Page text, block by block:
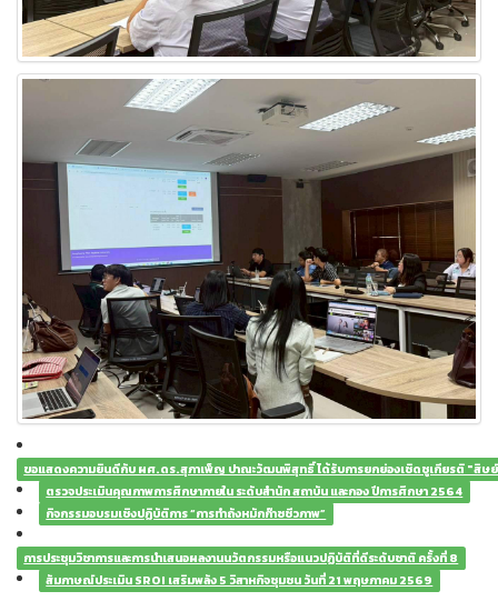
ขอแสดงความยินดีกับ ผศ.ดร.สุภาเพ็ญ ปาณะวัฒนพิสุทธิ์ ได้รับการยกย่องเชิดชูเกียรติ "สิษ
ตรวจประเมินคุณภาพการศึกษาภายใน ระดับสำนัก สถาบัน และกอง ปีการศึกษา 2564
กิจกรรมอบรมเชิงปฏิบัติการ “การทำถังหมักก๊าซชีวภาพ”
การประชุมวิชาการและการนำเสนอผลงานนวัตกรรมหรือแนวปฏิบัติที่ดีระดับชาติ ครั้งที่ 8
สัมภาษณ์ประเมิน SROI เสริมพลัง 5 วิสาหกิจชุมชน วันที่ 21 พฤษภาคม 2569